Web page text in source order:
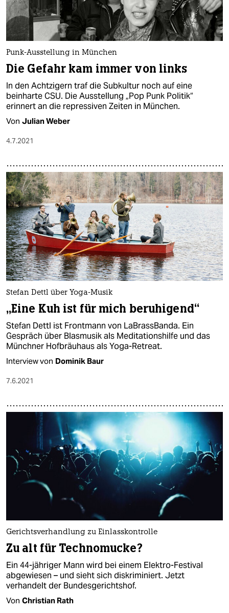
Punk-Ausstellung in München
Die Gefahr kam immer von links
In den Achtzigern traf die Subkultur noch auf eine
beinharte CSU. Die Ausstellung „Pop Punk Politik“
erinnert an die repressiven Zeiten in München.
Von Julian Weber
4.7.2021
Stefan Dettl über Yoga-Musik
„Eine Kuh ist für mich beruhigend“
Stefan Dettl ist Frontmann von LaBrassBanda. Ein
Gespräch über Blasmusik als Meditationshilfe und das
Münchner Hofbräuhaus als Yoga-Retreat.
Interview von Dominik Baur
7.6.2021
Gerichtsverhandlung zu Einlasskontrolle
Zu alt für Technomucke?
Ein 44-jähriger Mann wird bei einem Elektro-Festival
abgewiesen – und sieht sich diskriminiert. Jetzt
verhandelt der Bundesgerichtshof.
Von Christian Rath